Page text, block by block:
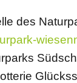
des